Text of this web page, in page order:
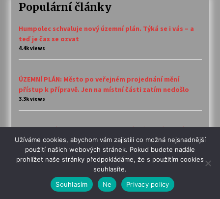
Populární články
Humpolec schvaluje nový územní plán. Týká se i vás – a
teď je čas se ozvat
4.4k views
ÚZEMNÍ PLÁN: Město po veřejném projednání mění
přístup k přípravě. Jen na místní části zatím nedošlo
3.3k views
Starosta slíbil navrhnout zastavení příprav územního
plánu. Připomínky ale podávejte dál
3.2k views
Nový územní plán do detailu řídí, jak budou vypadat
domy i ploty. Přízemní dům postavíte už jen výjimečně
Užíváme cookies, abychom vám zajistili co možná nejsnadnější
použití našich webových stránek. Pokud budete nadále
prohlížet naše stránky předpokládáme, že s použitím cookies
souhlasíte.
Souhlasím
Ne Privacy policy